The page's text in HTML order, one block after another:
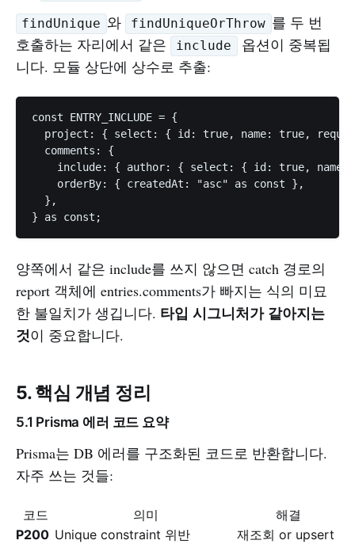
findUnique 와 findUniqueOrThrow 를 두 번
호출하는 자리에서 같은
include
옵션이 중복됩
니다. 모듈 상단에 상수로 추출:
const ENTRY_INCLUDE = {
project: { select: { id: true, name: true,
  comments: {
include: { author: { select: { id: true,
    orderBy: { createdAt: "asc" as const },
  },
양쪽에서 같은 include를 쓰지 않으면 catch 경로의
report 객체에 entries.comments가 빠지는 식의 미묘
한 불일치가 생깁니다. 타입 시그니처가 같아지는
것이 중요합니다.
5. 핵심 개념 정리
5.1 Prisma 에러 코드 요약
Prisma는 DB 에러를 구조화된 코드로 반환합니다.
자주 쓰는 것들:
코드 의미
해결
P200 Unique constraint 위반 재조회 or upsert